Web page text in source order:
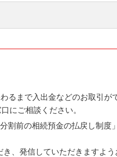
（土・日・祝日・12/31～1/3を
発信していただきますようお
店ください。
るまで入出金などのお取引が
にご相談ください。
割前の相続預金の払戻し制度
、発信していただきますよう